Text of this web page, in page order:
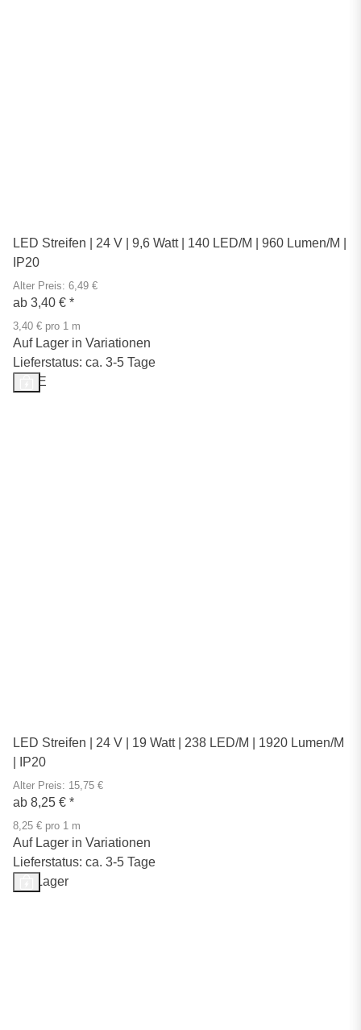
LED Streifen | 24 V | 9,6 Watt | 140 LED/M | 960 Lumen/M |
IP20
Alter Preis: 6,49 €
ab 3,40 € *
3,40 € pro 1 m
Auf Lager in Variationen
Lieferstatus: ca. 3-5 Tage
SALE
LED Streifen | 24 V | 19 Watt | 238 LED/M | 1920 Lumen/M
| IP20
Alter Preis: 15,75 €
ab 8,25 € *
8,25 € pro 1 m
Auf Lager in Variationen
Lieferstatus: ca. 3-5 Tage
Auf Lager